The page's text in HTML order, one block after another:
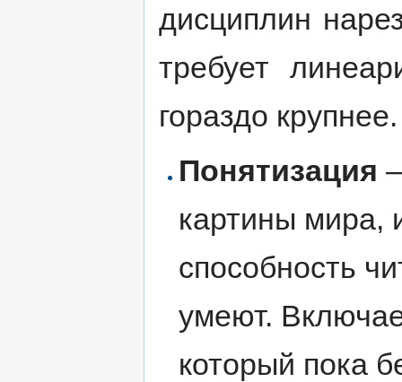
дисциплин
требует
гораздо крупнее.
Понятизация
картины мира,
способность
умеют.
который пока